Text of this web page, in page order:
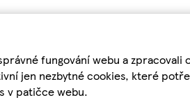
fungování webu a
jen nezbytné cookies, které
v patičce webu.